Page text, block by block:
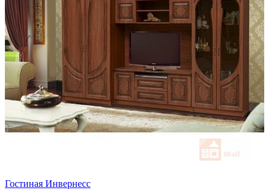
Гостиная Инвернесс